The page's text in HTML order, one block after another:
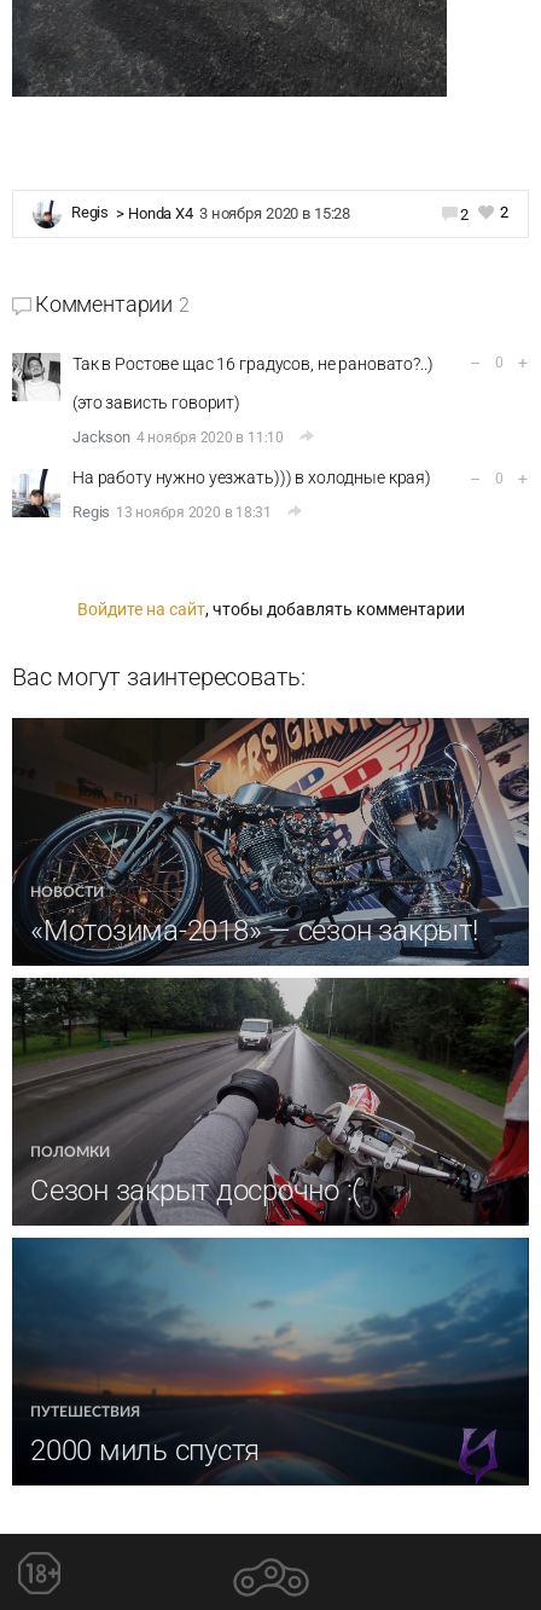
Regis > Honda X4 3 ноября 2020 в 15:28 2 2
Комментарии 2
Так в Ростове щас 16 градусов, не рановато?..)
(это зависть говорит)
Jackson 4 ноября 2020 в 11:10
– 0 +
На работу нужно уезжать))) в холодные края)
Regis 13 ноября 2020 в 18:31
– 0 +
Войдите на сайт, чтобы добавлять комментарии
Вас могут заинтересовать:
НОВОСТИ
«Мотозима-2018» — сезон закрыт!
ПОЛОМКИ
Сезон закрыт досрочно :(
ПУТЕШЕСТВИЯ
2000 миль спустя